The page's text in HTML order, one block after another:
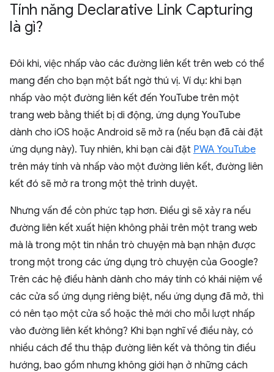
Tính năng Declarative Link Capturing
là gì?
Đôi khi, việc nhấp vào các đường liên kết trên web có thể
mang đến cho bạn một bất ngờ thú vị. Ví dụ: khi bạn
nhấp vào một đường liên kết đến YouTube trên một
trang web bằng thiết bị di động, ứng dụng YouTube
dành cho iOS hoặc Android sẽ mở ra (nếu bạn đã cài đặt
ứng dụng này). Tuy nhiên, khi bạn cài đặt PWA YouTube
trên máy tính và nhấp vào một đường liên kết, đường liên
kết đó sẽ mở ra trong một thẻ trình duyệt.
Nhưng vấn đề còn phức tạp hơn. Điều gì sẽ xảy ra nếu
đường liên kết xuất hiện không phải trên một trang web
mà là trong một tin nhắn trò chuyện mà bạn nhận được
trong một trong các ứng dụng trò chuyện của Google?
Trên các hệ điều hành dành cho máy tính có khái niệm về
các cửa sổ ứng dụng riêng biệt, nếu ứng dụng đã mở, thì
có nên tạo một cửa sổ hoặc thẻ mới cho mỗi lượt nhấp
vào đường liên kết không? Khi bạn nghĩ về điều này, có
nhiều cách để thu thập đường liên kết và thông tin điều
hướng, bao gồm nhưng không giới hạn ở những cách